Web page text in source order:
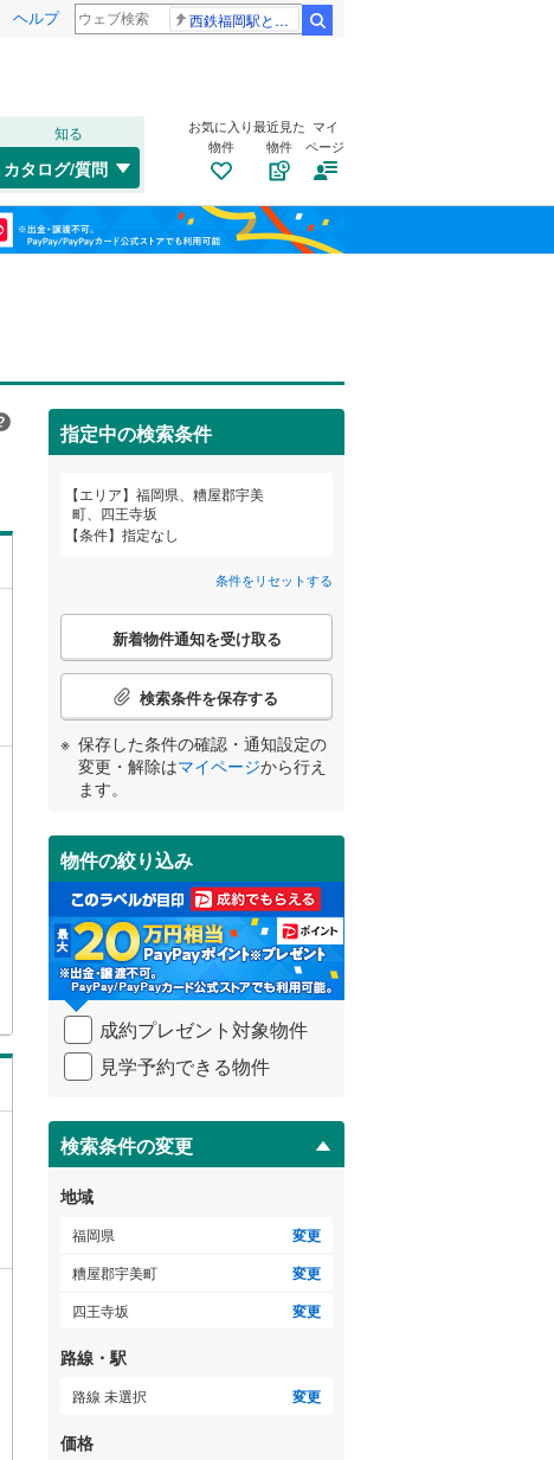
ヘルプ 西鉄福岡駅と薬院駅の構内で不適切音声
知る
カタログ/質問
お気に入り
物件
最近見た
物件
マイ
ページ
指定中の検索条件
エリア
福岡県、糟屋郡宇美
町、四王寺坂
条件
指定なし
条件をリセットする
こ
検
条
件
受
け
取
る
・
条
件
を
イ
ペ
ジ
に
保
存
す
る
新着物件通知を受け取る
検索条件を保存する
保存した条件の確認・通知設定の
変更・解除はマイページから行え
ます。
物件の絞り込み
成約プレゼント対象物件
見学予約できる物件
検索条件の変更
地域
福岡県 変更
糟屋郡宇美町 変更
四王寺坂 変更
路線・駅
路線 未選択 変更
価格
福島
鹿児島 沖縄
戸畑区(6)
八幡東区(11)
城南区(9)
直方市(20)
中間市(12)
(27)
太宰府市(20)
うきは市
朝倉市(3)
那珂川市(3)
糟屋郡志免町(8)
糟屋郡久山町(2)
遠賀郡水巻町
鞍手郡小竹町(5)
三潴郡大木町(2)
田川郡添田町
田川郡大任町
京都郡苅田町
築上郡上毛町
四王寺坂(3)
桜原(4)
鹿児島本線(
筑肥線(0)
日田彦山線(0)
福岡市地下鉄七隈線(0)
西鉄太宰府線(0)
筑豊電気鉄道(0)
甘木鉄道(0)
太陽光発電システム（0）
）
3階建て以上（0）
小学校まで1km以内（0）
南道路（0）